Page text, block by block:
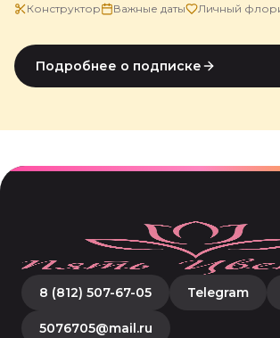
Конструктор Важные даты Личный
Подробнее о подписке
8 (812) 507-67-05 Telegram
5076705@mail.ru